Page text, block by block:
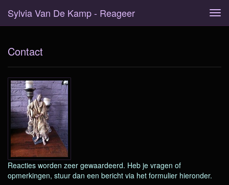
Sylvia Van De Kamp - Reageer
Contact
Reacties worden zeer gewaardeerd. Heb je vragen of
opmerkingen, stuur dan een bericht via het formulier hieronder.